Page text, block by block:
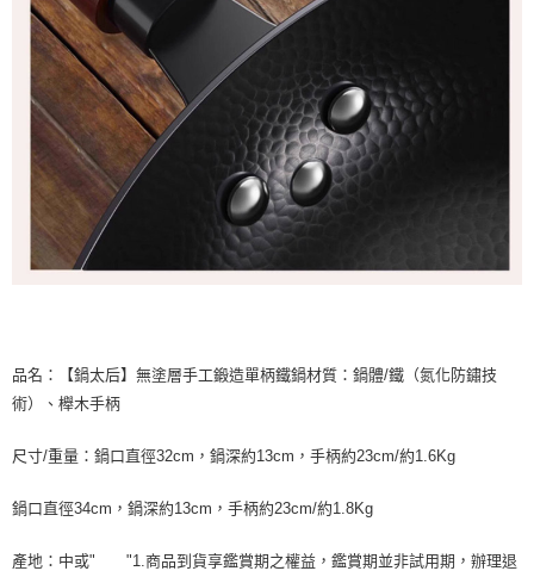
品名：【鍋太后】無塗層手工鍛造單柄鐵鍋材質：鍋體/鐵（氮化防鏽技
術）、櫸木手柄
尺寸/重量：鍋口直徑32cm，鍋深約13cm，手柄約23cm/約1.6Kg
鍋口直徑34cm，鍋深約13cm，手柄約23cm/約1.8Kg
產地：中或"
"1.商品到貨享鑑賞期之權益，鑑賞期並非試用期，辦理退